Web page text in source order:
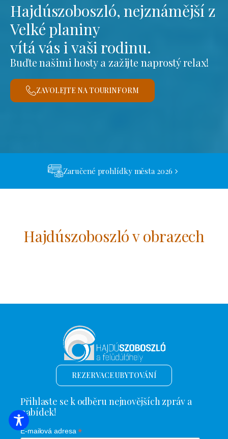
Hajdúszoboszló, nejznámější z
Velké planiny
vítá vás i vaši rodinu.
Buďte našimi hosty a zažijte naprostý relax!
ZAVOLEJTE NA TOURINFORM
Zaručené prohlídky města 2026
Hajdúszoboszló v obrazech
REZERVACE UBYTOVÁNÍ
Přihlaste se k odběru nejnovějších zpráv a
nabídek!
E-mailová adresa*